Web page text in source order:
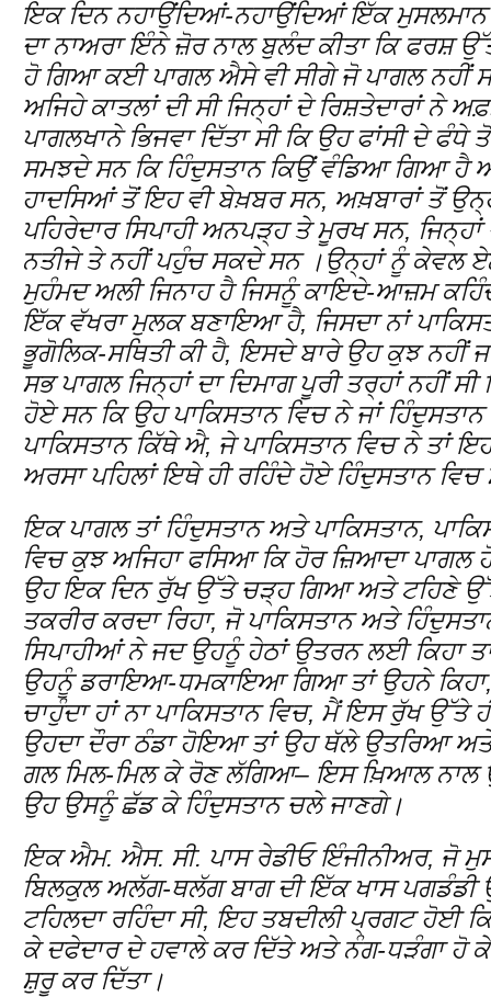
ਇਕ ਦਿਨ ਨਹਾਉਂਦਿਆਂ-ਨਹਾਉਂਦਿਆਂ ਇੱਕ ਮੁਸਲਮਾਨ
ਦਾ ਨਾਅਰਾ ਇੰਨੇ ਜ਼ੋਰ ਨਾਲ ਬੁਲੰਦ ਕੀਤਾ ਕਿ ਫਰਸ਼
ਹੋ ਗਿਆ ਕਈ ਪਾਗਲ ਐਸੇ ਵੀ ਸੀਗੇ ਜੋ ਪਾਗਲ ਨਹੀਂ
ਅਜਿਹੇ ਕਾਤਲਾਂ ਦੀ ਸੀ ਜਿਨ੍ਹਾਂ ਦੇ ਰਿਸ਼ਤੇਦਾਰਾਂ ਨੇ
ਪਾਗਲਖਾਨੇ ਭਿਜਵਾ ਦਿੱਤਾ ਸੀ ਕਿ ਉਹ ਫਾਂਸੀ ਦੇ
ਸਮਝਦੇ ਸਨ ਕਿ ਹਿੰਦੁਸਤਾਨ ਕਿਉਂ ਵੰਡਿਆ ਗਿਆ ਹੈ
ਹਾਦਸਿਆਂ ਤੋਂ ਇਹ ਵੀ ਬੇਖ਼ਬਰ ਸਨ, ਅਖ਼ਬਾਰਾਂ ਤੋਂ
ਪਹਿਰੇਦਾਰ ਸਿਪਾਹੀ ਅਨਪੜ੍ਹ ਤੇ ਮੂਰਖ ਸਨ,
ਨਤੀਜੇ ਤੇ ਨਹੀਂ ਪਹੁੰਚ ਸਕਦੇ ਸਨ ।ਉਨ੍ਹਾਂ ਨੂੰ ਕੇਵਲ
ਮੁਹੰਮਦ ਅਲੀ ਜਿਨਾਹ ਹੈ ਜਿਸਨੂੰ ਕਾਇਦੇ-ਆਜ਼ਮ
ਇੱਕ ਵੱਖਰਾ ਮੁਲਕ ਬਣਾਇਆ ਹੈ, ਜਿਸਦਾ ਨਾਂ
ਭੂਗੋਲਿਕ-ਸਥਿਤੀ ਕੀ ਹੈ, ਇਸਦੇ ਬਾਰੇ ਉਹ ਕੁਝ ਨਹੀਂ
ਸਭ ਪਾਗਲ ਜਿਨ੍ਹਾਂ ਦਾ ਦਿਮਾਗ ਪੂਰੀ ਤਰ੍ਹਾਂ ਨਹੀਂ
ਹੋਏ ਸਨ ਕਿ ਉਹ ਪਾਕਿਸਤਾਨ ਵਿਚ ਨੇ ਜਾਂ
ਪਾਕਿਸਤਾਨ ਕਿੱਥੇ ਐ, ਜੇ ਪਾਕਿਸਤਾਨ ਵਿਚ ਨੇ ਤਾਂ
ਅਰਸਾ ਪਹਿਲਾਂ ਇਥੇ ਹੀ ਰਹਿੰਦੇ ਹੋਏ ਹਿੰਦੁਸਤਾਨ
ਇਕ ਪਾਗਲ ਤਾਂ ਹਿੰਦੁਸਤਾਨ ਅਤੇ ਪਾਕਿਸਤਾਨ,
ਵਿਚ ਕੁਝ ਅਜਿਹਾ ਫਸਿਆ ਕਿ ਹੋਰ ਜ਼ਿਆਦਾ ਪਾਗਲ
ਉਹ ਇਕ ਦਿਨ ਰੁੱਖ ਉੱਤੇ ਚੜ੍ਹ ਗਿਆ ਅਤੇ ਟਹਿਣੇ
ਤਕਰੀਰ ਕਰਦਾ ਰਿਹਾ, ਜੋ ਪਾਕਿਸਤਾਨ ਅਤੇ
ਸਿਪਾਹੀਆਂ ਨੇ ਜਦ ਉਹਨੂੰ ਹੇਠਾਂ ਉਤਰਨ ਲਈ ਕਿਹਾ
ਉਹਨੂੰ ਡਰਾਇਆ-ਧਮਕਾਇਆ ਗਿਆ ਤਾਂ ਉਹਨੇ ਕਿਹਾ,
ਚਾਹੁੰਦਾ ਹਾਂ ਨਾ ਪਾਕਿਸਤਾਨ ਵਿਚ, ਮੈਂ ਇਸ ਰੁੱਖ ਉੱਤੇ
ਉਹਦਾ ਦੌਰਾ ਠੰਡਾ ਹੋਇਆ ਤਾਂ ਉਹ ਥੱਲੇ ਉਤਰਿਆ
ਗਲ ਮਿਲ-ਮਿਲ ਕੇ ਰੋਣ ਲੱਗਿਆ– ਇਸ ਖ਼ਿਆਲ ਨਾਲ
ਉਹ ਉਸਨੂੰ ਛੱਡ ਕੇ ਹਿੰਦੁਸਤਾਨ ਚਲੇ ਜਾਣਗੇ।
ਇਕ ਐਮ. ਐਸ. ਸੀ. ਪਾਸ ਰੇਡੀਓ ਇੰਜੀਨੀਅਰ, ਜੋ
ਬਿਲਕੁਲ ਅਲੱਗ-ਥਲੱਗ ਬਾਗ ਦੀ ਇੱਕ ਖਾਸ ਪਗਡੰਡੀ
ਟਹਿਲਦਾ ਰਹਿੰਦਾ ਸੀ, ਇਹ ਤਬਦੀਲੀ ਪ੍ਰਗਟ ਹੋਈ
ਕੇ ਦਫੇਦਾਰ ਦੇ ਹਵਾਲੇ ਕਰ ਦਿੱਤੇ ਅਤੇ ਨੰਗ-ਧੜੰਗਾ ਹੋ ਕੇ
ਸ਼ੁਰੂ ਕਰ ਦਿੱਤਾ।